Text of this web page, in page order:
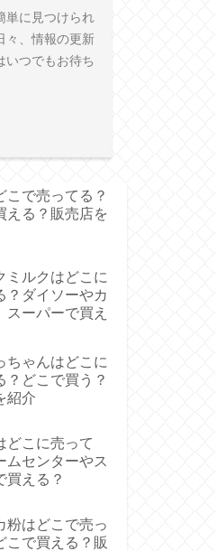
単に見つけられ
々、情報の更新
いつでもお待ち
こで売ってる？
える？販売店を
ミルクはどこに
？ダイソーやカ
スーパーで買え
ちゃんはどこに
？どこで買う？
紹介
どこに売って
ムセンターやス
買える？
粉はどこで売っ
こで買える？販